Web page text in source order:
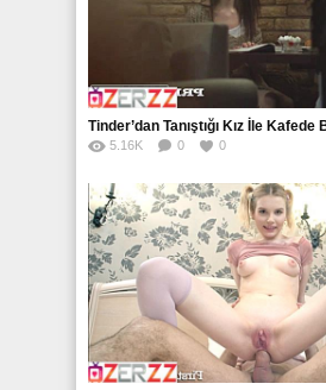
Tinder’dan Tanıştığı Kız İle
Eve Attı
5.16K 0 0